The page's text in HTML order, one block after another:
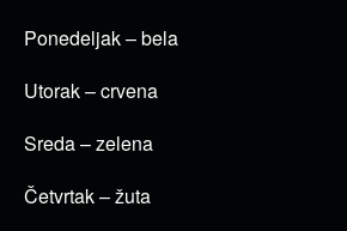
Ponedeljak – bela
Utorak – crvena
Sreda – zelena
Četvrtak – žuta